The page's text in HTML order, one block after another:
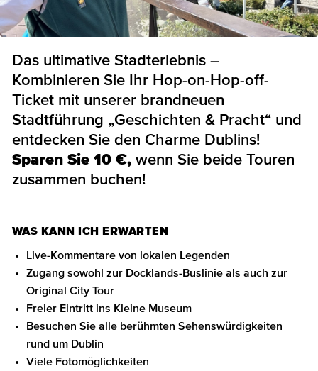
Das ultimative Stadterlebnis –
Kombinieren Sie Ihr Hop-on-Hop-off-
Ticket mit unserer brandneuen
Stadtführung „Geschichten & Pracht“ und
entdecken Sie den Charme Dublins!
Sparen Sie 10 €, wenn Sie beide Touren
zusammen buchen!
WAS KANN ICH ERWARTEN
Live-Kommentare von lokalen Legenden
Zugang sowohl zur Docklands-Buslinie als auch zur
Original City Tour
Freier Eintritt ins Kleine Museum
Besuchen Sie alle berühmten Sehenswürdigkeiten
rund um Dublin
Viele Fotomöglichkeiten